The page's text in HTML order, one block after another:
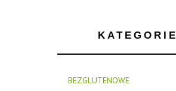
KATEGORIE
BEZGLUTENOWE